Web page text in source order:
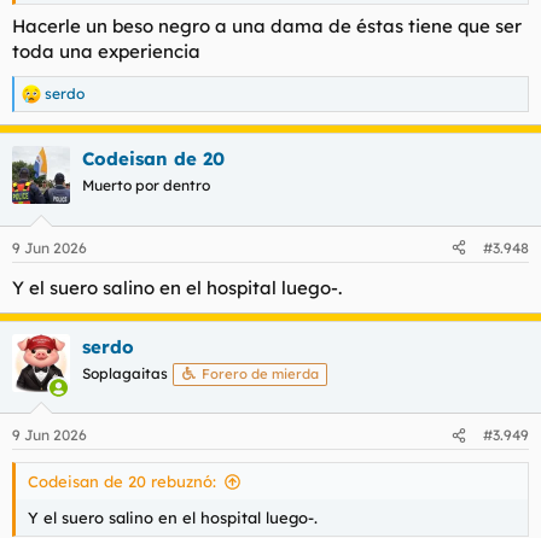
Hacerle un beso negro a una dama de éstas tiene que ser
toda una experiencia
R
e
a
c
c
i
e
serdo
Codeisan de 20
Muerto por dentro
9 Jun 2026 #3.948
Y el suero salino en el hospital luego-.
serdo
Soplagaitas Forero de mierda
9 Jun 2026 #3.949
Codeisan de 20 rebuznó:
Y el suero salino en el hospital luego-.